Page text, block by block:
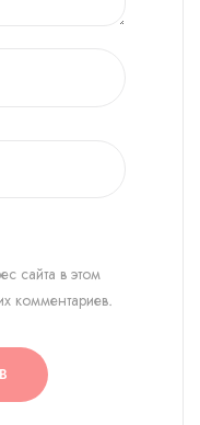
сайта в этом
комментариев.